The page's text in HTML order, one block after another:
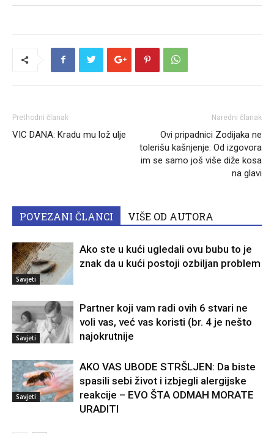
Prethodni članak
VIC DANA: Kradu mu lož ulje
Naredni članak
Ovi pripadnici Zodijaka ne
tolerišu kašnjenje: Od izgovora
im se samo još više diže kosa
na glavi
POVEZANI ČLANCI VIŠE OD AUTORA
Savjeti
Ako ste u kući ugledali ovu bubu to je
znak da u kući postoji ozbiljan problem
Savjeti
Partner koji vam radi ovih 6 stvari ne
voli vas, već vas koristi (br. 4 je nešto
najokrutnije
Savjeti
AKO VAS UBODE STRŠLJEN: Da biste
spasili sebi život i izbjegli alergijske
reakcije – EVO ŠTA ODMAH MORATE
URADITI